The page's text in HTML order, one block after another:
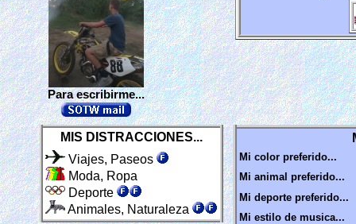
Para escribirme...
MIS DISTRACCIONES...
Viajes, Paseos
Moda, Ropa
Deporte
Animales, Naturaleza
Mi color preferido...
Mi animal preferido...
Mi deporte preferido...
Mi estilo de musica...